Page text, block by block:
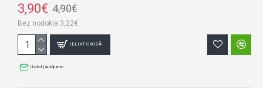
3,90€ 4,90€
Bez nodokļa:3,22€
IELIKT GROZĀ
Uzdot jautājumu